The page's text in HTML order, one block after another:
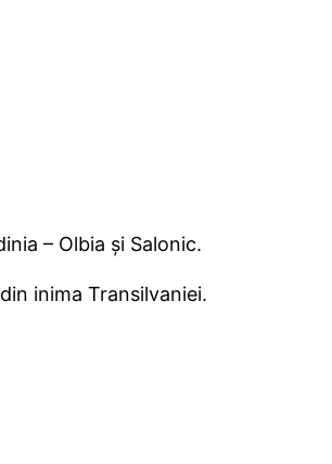
– Olbia și Salonic.
inima Transilvaniei.